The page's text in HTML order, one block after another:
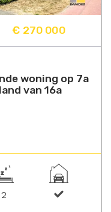
€ 270 000
woning op 7a
van 16a
2